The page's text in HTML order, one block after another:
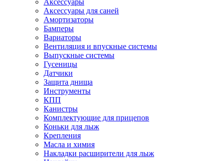
Аксессуары для саней
Амортизаторы
Бамперы
Вариаторы
Вентиляция и впускные системы
Выпускные системы
Гусеницы
Датчики
Защита днища
Инструменты
КПП
Канистры
Комплектующие для прицепов
Коньки для лыж
Крепления
Масла и химия
Накладки расширители для лыж